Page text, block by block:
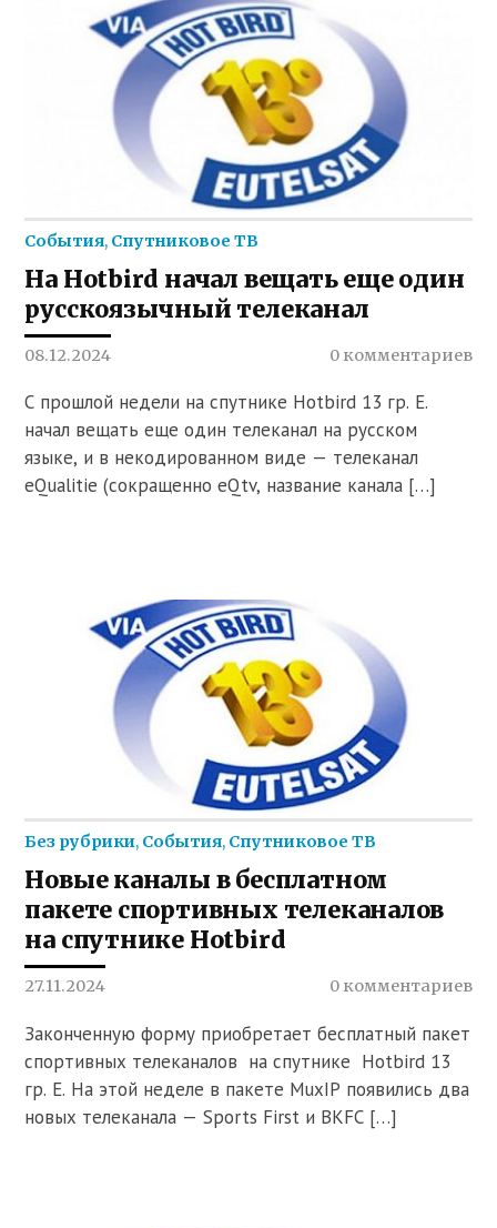
События, Спутниковое ТВ
На Hotbird начал вещать еще один
русскоязычный телеканал
08.12.2024 0 комментариев
С прошлой недели на спутнике Hotbird 13 гр. E.
начал вещать еще один телеканал на русском
языке, и в некодированном виде — телеканал
eQualitie (сокращенно eQtv, название канала […]
Без рубрики, События, Спутниковое ТВ
Новые каналы в бесплатном
пакете спортивных телеканалов
на спутнике Hotbird
27.11.2024 0 комментариев
Законченную форму приобретает бесплатный пакет
спортивных телеканалов на спутнике Hotbird 13
гр. Е. На этой неделе в пакете MuxIP появились два
новых телеканала — Sports First и BKFC […]